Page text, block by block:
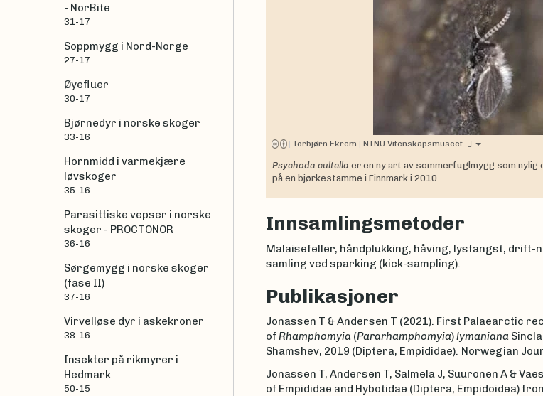
| Torbjørn Ekrem | NTNU Vitenskapsmuseet
Psychoda cultella er en ny art av sommerfuglmygg som
på en bjørkestamme i Finnmark i 2010.
Innsamlingsmetoder
Malaisefeller, håndplukking, håving, lysfangst, drift-
samling ved sparking (kick-sampling).
Publikasjoner
Jonassen T & Andersen T (2021). First Palaearctic
of Rhamphomyia(Pararhamphomyia)lymaniana
Shamshev, 2019 (Diptera, Empididae). Norwegian
Jonassen T, Andersen T, Salmela J, Suuronen A &
of Empididae and Hybotidae (Diptera, Empidoidea)
- NorBite
31-17
Soppmygg i Nord-Norge
27-17
Øyefluer
30-17
Bjørnedyr i norske skoger
33-16
Hornmidd i varmekjære
løvskoger
35-16
Parasittiske vepser i norske
skoger - PROCTONOR
36-16
Sørgemygg i norske skoger
(fase II)
37-16
Virvelløse dyr i askekroner
38-16
Insekter på rikmyrer i
Hedmark
50-15